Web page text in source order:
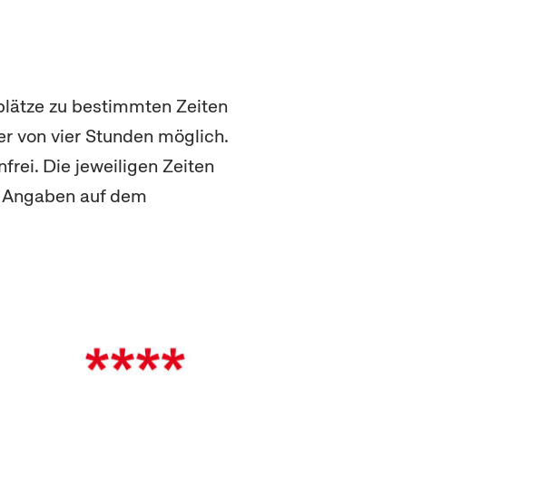
zu bestimmten Zeiten
von vier Stunden möglich.
Die jeweiligen Zeiten
auf dem